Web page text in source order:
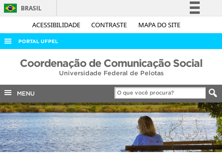
ACESSIBILIDADE CONTRASTE MAPA DO SITE
BRASIL
Simplifique!
Acesso à informação
Legislação
Canais
PORTAL UFPEL
ACESSO À INFORMAÇÃO
COBALTO
CONCURSOS
EDITAIS
INTERNACIONAL
Coordenação de Comunicação Social
Universidade Federal de Pelotas
MENU